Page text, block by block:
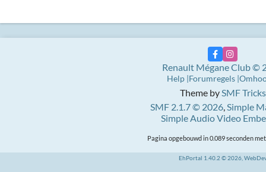
Theme bySMF Tricks
SMF 2.1.7 © 2026,Simple
Simple Audio Video
Renault Mégane Club ©
Help Forumregels
Pagina opgebouwd in 0.089 seconden
EhPortal 1.40.2 © 2026,